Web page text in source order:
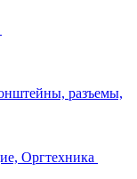
разъемы,
Оргтехника